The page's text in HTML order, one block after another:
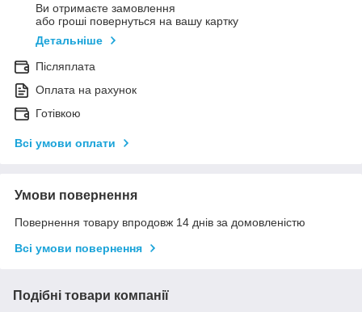
Ви отримаєте замовлення
або гроші повернуться на вашу картку
Детальніше
Післяплата
Оплата на рахунок
Готівкою
Всі умови оплати
Умови повернення
Повернення товару впродовж 14 днів за домовленістю
Всі умови повернення
Подібні товари компанії